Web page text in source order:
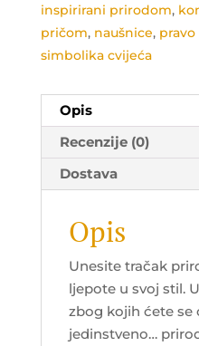
inspirirani prirodom,
pričom, naušnice,
simbolika cvijeća
Opis
Recenzije (0)
Dostava
Opis
Unesite tračak
ljepote u svoj stil.
zbog kojih ćete se
jedinstveno…